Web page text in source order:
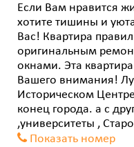
Если Вам нравится
хотите тишины и
Вас! Квартира
оригинальным
окнами. Эта
Вашего внимания!
Историческом
конец города. а с
,университеты ,
Показать номер